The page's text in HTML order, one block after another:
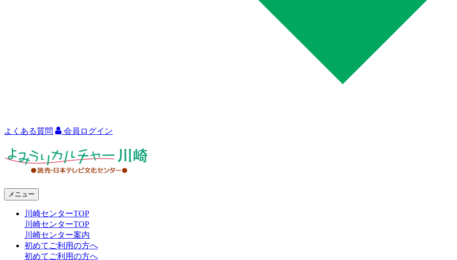
よくある質問 会員ログイン
メニュー
川崎センターTOP
川崎センターTOP
川崎センター案内
初めてご利用の方へ
初めてご利用の方へ